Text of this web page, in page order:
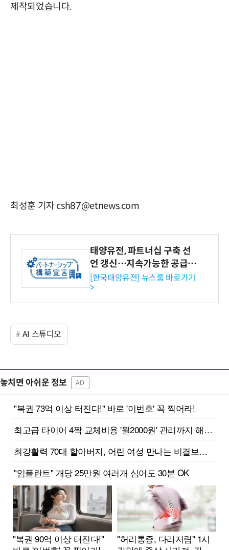
제작되었습니다.
최성훈 기자 csh87@etnews.com
태양유전, 파트너십 구축 선
언 갱신…지속가능한 공급망
협력 강화
[한국태양유전] 뉴스룸 바로가기
>
AI 스튜디오
놓치면 아쉬운 정보 AD